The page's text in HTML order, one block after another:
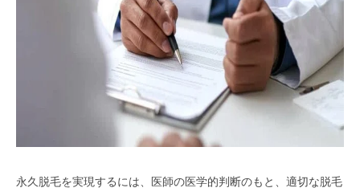
永久脱毛を実現するには、医師の医学的判断のもと、適切な脱毛